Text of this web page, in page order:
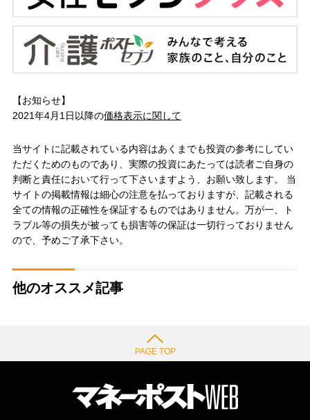
【お知らせ】
2021年4月1日以降の価格表示に関して
当サイトに記載されている内容はあくまでも投資の参考にしてい
ただくためのものであり、実際の投資にあたっては読者ご自身の
判断と責任において行って下さいますよう、お願い致します。 当
サイトの掲載情報は細心の注意を払っておりますが、記載される
全ての情報の正確性を保証するものではありません。万が一、ト
ラブル等の損失が被っても損害等の保証は一切行っておりません
ので、予めご了承下さい。
他のオススメ記事
PAGE TOP